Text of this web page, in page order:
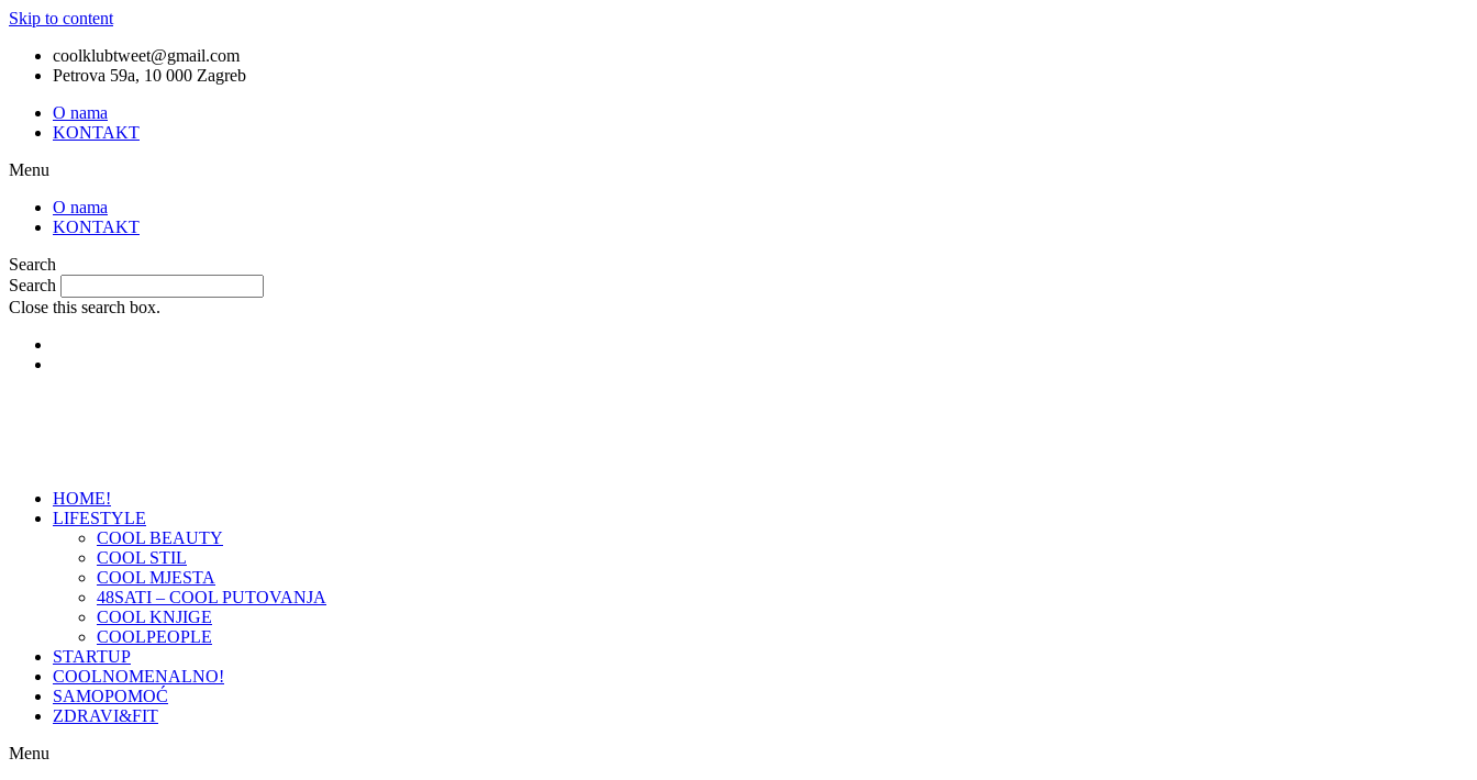
Skip to content
coolklubtweet@gmail.com
Petrova 59a, 10 000 Zagreb
O nama
KONTAKT
Menu
O nama
KONTAKT
Search
Search
Close this search box.
HOME!
LIFESTYLE
COOL BEAUTY
COOL STIL
COOL MJESTA
48SATI – COOL PUTOVANJA
COOL KNJIGE
COOLPEOPLE
STARTUP
COOLNOMENALNO!
SAMOPOMOĆ
ZDRAVI&FIT
Menu